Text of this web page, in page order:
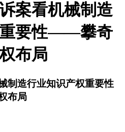
案看机械制造
重要性——攀奇
布局
制造行业知识产权重要性
布局